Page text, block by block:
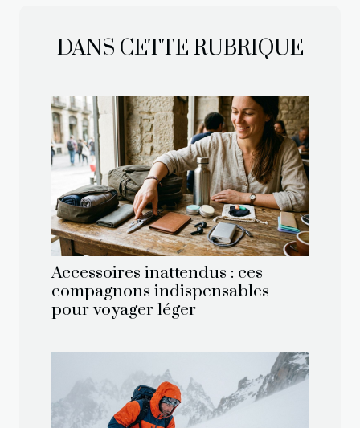
DANS CETTE RUBRIQUE
Accessoires inattendus : ces
compagnons indispensables
pour voyager léger